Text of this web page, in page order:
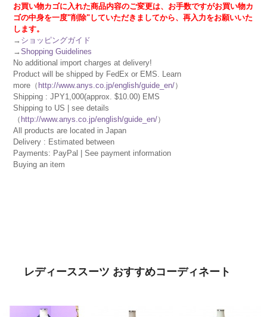
お買い物カゴに入れた商品内容のご変更は、お手数ですがお買い物カ
ゴの中身を一度"削除"していただきましてから、再入力をお願いいた
します。
→ ショッピングガイド
→Shopping Guidelines
No additional import charges at delivery!
Product will be shipped by FedEx or EMS. Learn
more（ http://www.anys.co.jp/english/guide_en/）
Shipping : JPY1,000(approx. $10.00) EMS
Shipping to US | see details
（ http://www.anys.co.jp/english/guide_en/）
All products are located in Japan
Delivery : Estimated between
Payments: PayPal | See payment information
Buying an item
レディーススーツ おすすめコーディネート